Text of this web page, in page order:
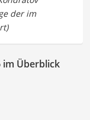
im Überblick